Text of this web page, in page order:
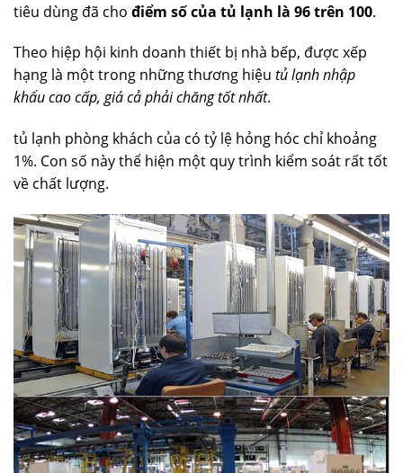
tiêu dùng đã cho điểm số của tủ lạnh là 96 trên 100.
Theo hiệp hội kinh doanh thiết bị nhà bếp, được xếp
hạng là một trong những thương hiệu tủ lạnh nhập
khẩu cao cấp, giá cả phải chăng tốt nhất.
tủ lạnh phòng khách của có tỷ lệ hỏng hóc chỉ khoảng
1%. Con số này thể hiện một quy trình kiểm soát rất tốt
về chất lượng.